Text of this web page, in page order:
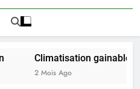
Climatisation gainable
2 Mois Ago